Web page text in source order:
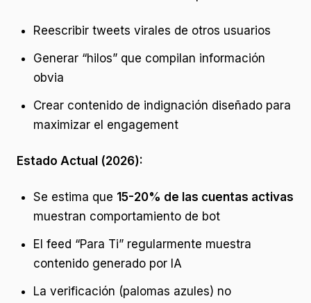
Reescribir tweets virales de otros usuarios
Generar “hilos” que compilan información
obvia
Crear contenido de indignación diseñado para
maximizar el engagement
Estado Actual (2026):
Se estima que 15-20% de las cuentas activas
muestran comportamiento de bot
El feed “Para Ti” regularmente muestra
contenido generado por IA
La verificación (palomas azules) no